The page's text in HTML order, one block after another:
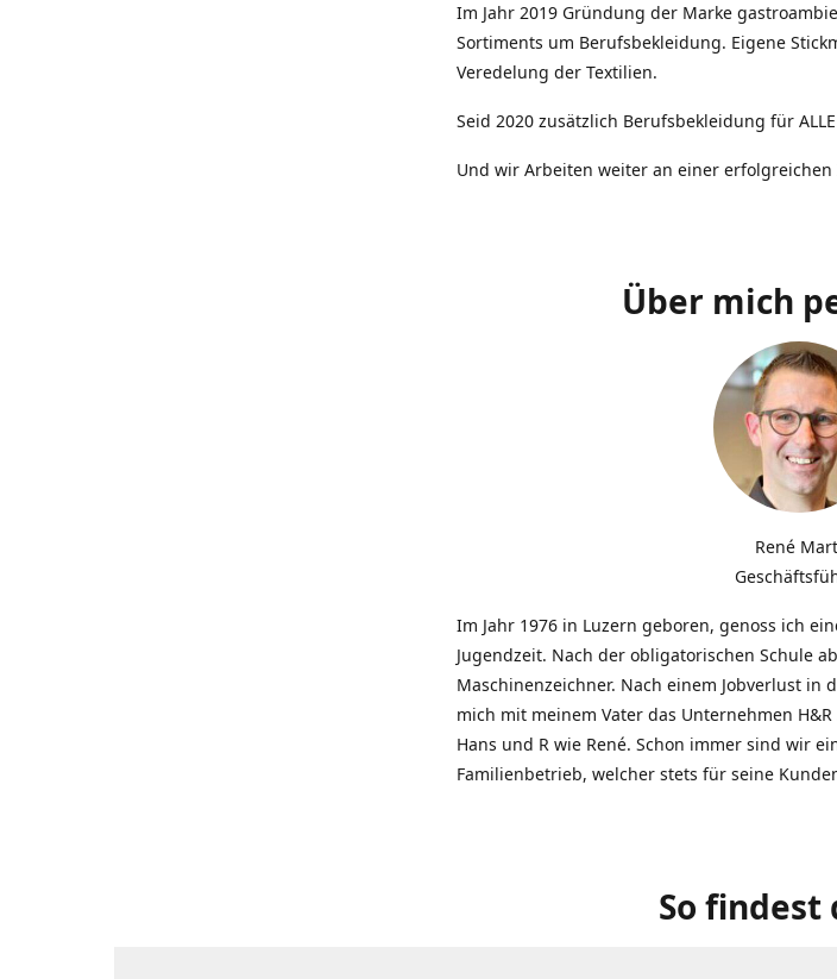
Im Jahr 2019 Gründung der Marke
Sortiments um Berufsbekleidung. Eigene
Veredelung der Textilien.
Seid 2020 zusätzlich Berufsbekleidung für
Und wir Arbeiten weiter an einer erfolgreichen
Über mich
René
Im Jahr 1976 in Luzern geboren, genoss ich
Jugendzeit. Nach der obligatorischen Schule
Maschinenzeichner. Nach einem Jobverlust in
mich mit meinem Vater das Unternehmen
Hans und R wie René. Schon immer sind wir
Familienbetrieb, welcher stets für seine
So findest